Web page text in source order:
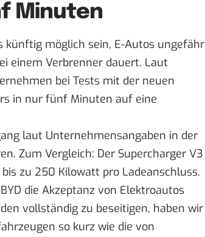
Minuten
künftig möglich sein, E-Autos ungefähr
einem Verbrenner dauert. Laut
bei Tests mit der neuen
in nur fünf Minuten auf eine
laut Unternehmensangaben in der
Zum Vergleich: Der Supercharger V3
zu 250 Kilowatt pro Ladeanschluss.
die Akzeptanz von Elektroautos
vollständig zu beseitigen, haben wir
so kurz wie die von